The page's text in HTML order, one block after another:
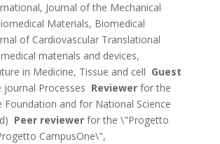
Journal of the Mechanical
Materials, Biomedical
of Cardiovascular Translational
materials and devices,
in Medicine, Tissue and cell Guest
Processes Reviewerfor the
Foundation and for National Science
Peer reviewerfor the \"Progetto
CampusOne\",